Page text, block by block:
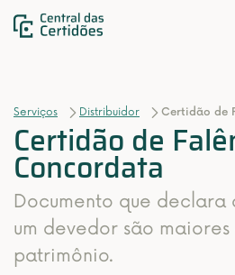
Serviços Distribuidor Certidão de
Certidão de
Concordata
Documento que declara
um devedor são maiores
patrimônio.